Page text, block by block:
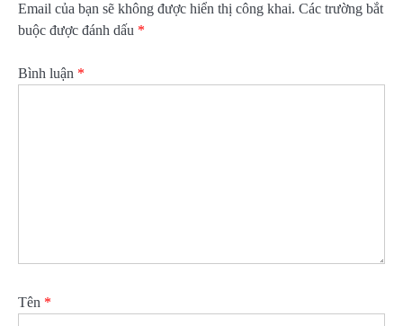
Email của bạn sẽ không được hiển thị công khai. Các trường bắt
buộc được đánh dấu *
Bình luận *
Tên *